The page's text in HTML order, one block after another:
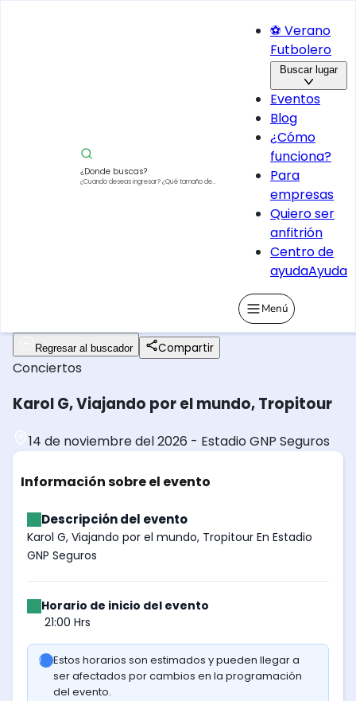
¿Donde buscas?
¿Cuando deseas ingresar?¿Qué tamaño de
⚽ Verano
Futbolero
Buscar lugar
Eventos
Blog
¿Cómo
funciona?
Para
empresas
Quiero ser
anfitrión
Centro de
ayudaAyuda
Menú
Regresar al buscador Compartir
Conciertos
Karol G, Viajando por el mundo, Tropitour
14 de noviembre del 2026 - Estadio GNP Seguros
Información sobre el evento
Descripción del evento
Karol G, Viajando por el mundo, Tropitour En Estadio
GNP Seguros
Horario de inicio del evento
21:00 Hrs
Estos horarios son estimados y pueden llegar a
ser afectados por cambios en la programación
del evento.